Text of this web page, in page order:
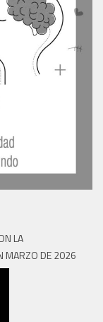
LA
MARZO DE 2026